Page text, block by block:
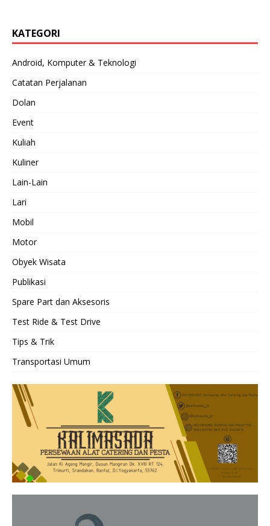
KATEGORI
Android, Komputer & Teknologi
Catatan Perjalanan
Dolan
Event
Kuliah
Kuliner
Lain-Lain
Lari
Mobil
Motor
Obyek Wisata
Publikasi
Spare Part dan Aksesoris
Test Ride & Test Drive
Tips & Trik
Transportasi Umum